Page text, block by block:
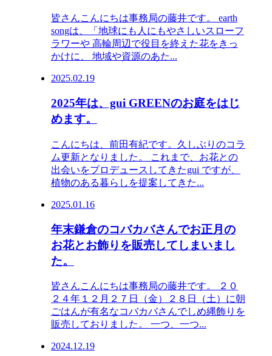
皆さんこんにちは事務局の藤井です。 earth
songは、「地球にも人にもやさしいスローフ
ラワーや 高輪周辺で役目を終えた花をきっ
かけに、 地域や資源のあた...
2025.02.19
2025年は、gui GREENのお庭をはじ
めます。
こんにちは、前田有紀です。久しぶりのコラ
ム更新となりました。 これまで、お花との
出会いをプロデュースしてきたgui ですが、
植物のある暮らしを提案してきた...
2025.01.16
年末鎌倉のコバカバさんでお正月の
お花とお飾りを販売してしまいまし
た。
皆さんこんにちは事務局の藤井です。 ２０
２４年１２月２７日（金）２８日（土）に朝
ごはんが有名なコバカバさんでしめ縄飾りを
販売しておりました。 一つ、一つ...
2024.12.19